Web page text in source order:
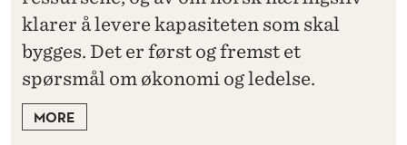
klarer å levere kapasiteten som skal
bygges. Det er først og fremst et
spørsmål om økonomi og ledelse.
MORE